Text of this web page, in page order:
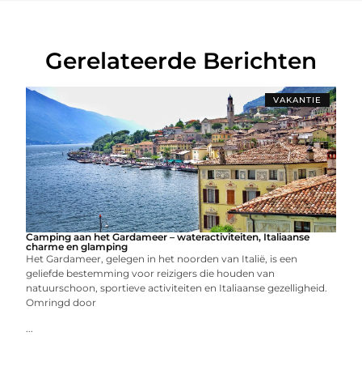
Gerelateerde Berichten
VAKANTIE
Camping aan het Gardameer – wateractiviteiten, Italiaanse
charme en glamping
Het Gardameer, gelegen in het noorden van Italië, is een
geliefde bestemming voor reizigers die houden van
natuurschoon, sportieve activiteiten en Italiaanse gezelligheid.
Omringd door
...